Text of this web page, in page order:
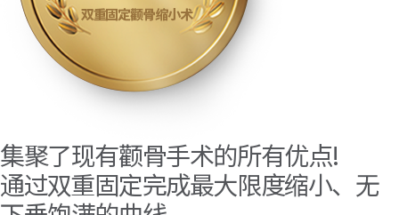
集聚了现有颧骨手术的所有优点!
通过双重固定完成最大限度缩小、无